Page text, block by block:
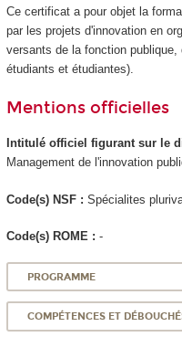
Ce certificat a pour objet la
par les projets d'innovation en
versants de la fonction
étudiants et étudiantes).
Mentions officielles
Intitulé officiel figurant sur le
Management de l'innovation
Code(s) NSF : Spécialites
Code(s) ROME : -
PROGRAMME
COMPÉTENCES ET